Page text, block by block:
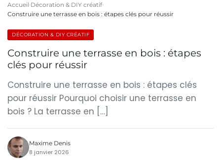
Accueil Décoration & DIY créatif
Construire une terrasse en bois : étapes clés pour réussir
DÉCORATION & DIY CRÉATIF
Construire une terrasse en bois : étapes
clés pour réussir
Construire une terrasse en bois : étapes clés
pour réussir Pourquoi choisir une terrasse en
bois ? La terrasse en […]
Maxime Denis
8 janvier 2026